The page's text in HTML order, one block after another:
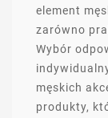
element
zarówno
Wybór
męskich
produkty,